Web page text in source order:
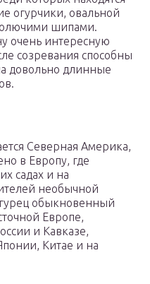
огурчики, овальной
шипами.
очень интересную
созревания способны
довольно длинные
Северная Америка,
в Европу, где
садах и на
необычной
обыкновенный
Европе,
и Кавказе,
Китае и на